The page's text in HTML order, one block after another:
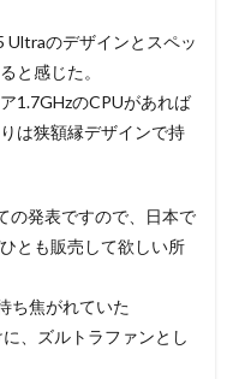
Ultraのデザインとスペッ
と感じた。
1.7GHzのCPUがあれば
は狭額縁デザインで持
の発表ですので、日本で
とも販売して欲しい所
ち焦がれていた
、ズルトラファンとし